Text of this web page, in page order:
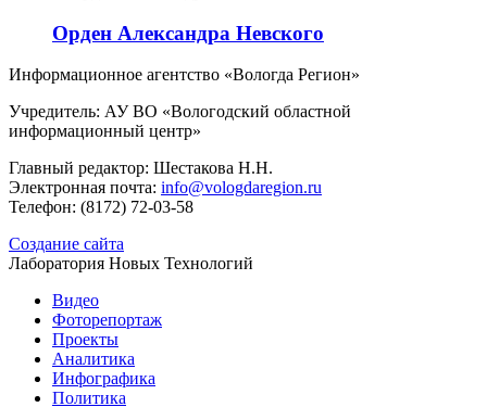
Орден Александра Невского
Информационное агентство «Вологда Регион»
Учредитель: АУ ВО «Вологодский областной
информационный центр»
Главный редактор: Шестакова Н.Н.
Электронная почта: info@vologdaregion.ru
Телефон: (8172) 72-03-58
Создание сайта
Лаборатория Новых Технологий
Видео
Фоторепортаж
Проекты
Аналитика
Инфографика
Политика